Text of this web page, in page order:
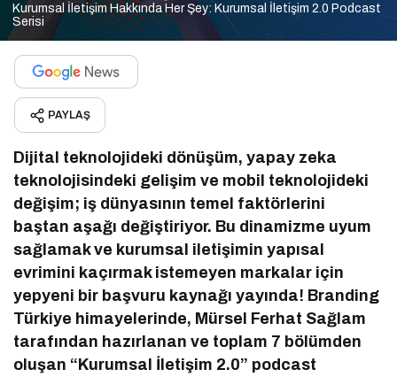
Kurumsal İletişim Hakkında Her Şey: Kurumsal İletişim 2.0 Podcast
Serisi
PAYLAŞ
Dijital teknolojideki dönüşüm, yapay zeka
teknolojisindeki gelişim ve mobil teknolojideki
değişim; iş dünyasının temel faktörlerini
baştan aşağı değiştiriyor. Bu dinamizme uyum
sağlamak ve kurumsal iletişimin yapısal
evrimini kaçırmak istemeyen markalar için
yepyeni bir başvuru kaynağı yayında! Branding
Türkiye himayelerinde, Mürsel Ferhat Sağlam
tarafından hazırlanan ve toplam 7 bölümden
oluşan “Kurumsal İletişim 2.0” podcast